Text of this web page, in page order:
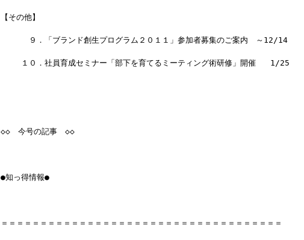
【その他】
９．「ブランド創生プログラム２０１１」参加者募集のご案内　～12/14
１０．社員育成セミナー「部下を育てるミーティング術研修」開催   1/25
◇◇　今号の記事　◇◇
●知っ得情報●
＝＝＝＝＝＝＝＝＝＝＝＝＝＝＝＝＝＝＝＝＝＝＝＝＝＝＝＝＝＝＝＝＝＝＝＝